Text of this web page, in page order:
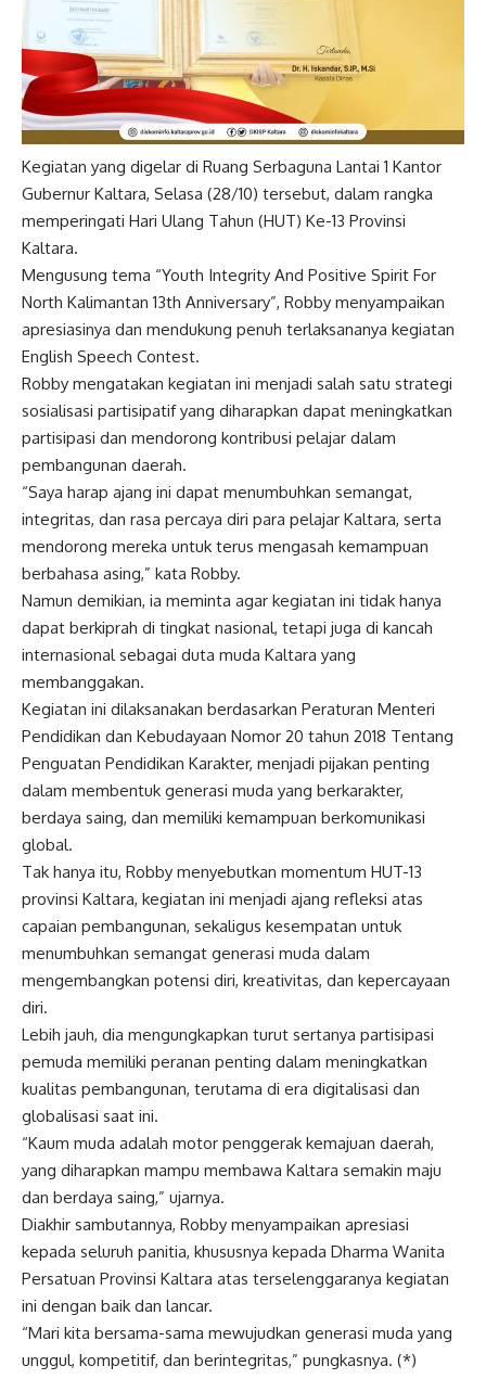
Kegiatan yang digelar di Ruang Serbaguna Lantai 1 Kantor
Gubernur Kaltara, Selasa (28/10) tersebut, dalam rangka
memperingati Hari Ulang Tahun (HUT) Ke-13 Provinsi
Kaltara.
Mengusung tema “Youth Integrity And Positive Spirit For
North Kalimantan 13th Anniversary”, Robby menyampaikan
apresiasinya dan mendukung penuh terlaksananya kegiatan
English Speech Contest.
Robby mengatakan kegiatan ini menjadi salah satu strategi
sosialisasi partisipatif yang diharapkan dapat meningkatkan
partisipasi dan mendorong kontribusi pelajar dalam
pembangunan daerah.
“Saya harap ajang ini dapat menumbuhkan semangat,
integritas, dan rasa percaya diri para pelajar Kaltara, serta
mendorong mereka untuk terus mengasah kemampuan
berbahasa asing,” kata Robby.
Namun demikian, ia meminta agar kegiatan ini tidak hanya
dapat berkiprah di tingkat nasional, tetapi juga di kancah
internasional sebagai duta muda Kaltara yang
membanggakan.
Kegiatan ini dilaksanakan berdasarkan Peraturan Menteri
Pendidikan dan Kebudayaan Nomor 20 tahun 2018 Tentang
Penguatan Pendidikan Karakter, menjadi pijakan penting
dalam membentuk generasi muda yang berkarakter,
berdaya saing, dan memiliki kemampuan berkomunikasi
global.
Tak hanya itu, Robby menyebutkan momentum HUT-13
provinsi Kaltara, kegiatan ini menjadi ajang refleksi atas
capaian pembangunan, sekaligus kesempatan untuk
menumbuhkan semangat generasi muda dalam
mengembangkan potensi diri, kreativitas, dan kepercayaan
diri.
Lebih jauh, dia mengungkapkan turut sertanya partisipasi
pemuda memiliki peranan penting dalam meningkatkan
kualitas pembangunan, terutama di era digitalisasi dan
globalisasi saat ini.
“Kaum muda adalah motor penggerak kemajuan daerah,
yang diharapkan mampu membawa Kaltara semakin maju
dan berdaya saing,” ujarnya.
Diakhir sambutannya, Robby menyampaikan apresiasi
kepada seluruh panitia, khususnya kepada Dharma Wanita
Persatuan Provinsi Kaltara atas terselenggaranya kegiatan
ini dengan baik dan lancar.
“Mari kita bersama-sama mewujudkan generasi muda yang
unggul, kompetitif, dan berintegritas,” pungkasnya. (*)